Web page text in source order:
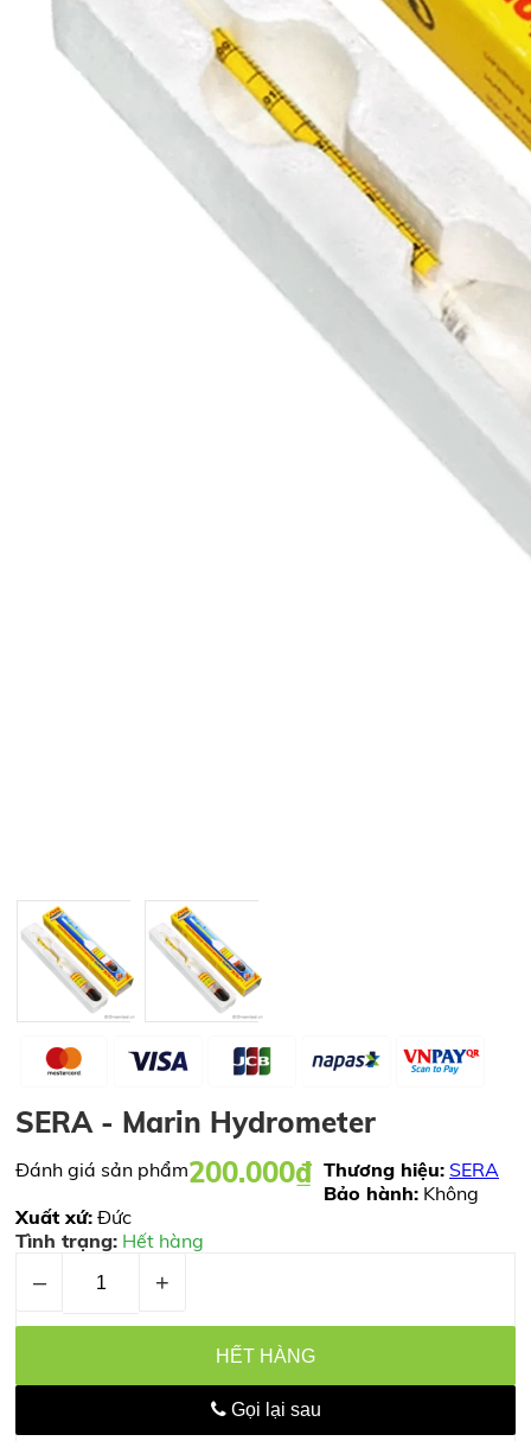
SERA - Marin Hydrometer
Đánh giá sản phẩm200.000₫ Thương hiệu: SERA
Bảo hành: Không
Xuất xứ: Đức
Tình trạng: Hết hàng
– +
HẾT HÀNG
Gọi lại sau